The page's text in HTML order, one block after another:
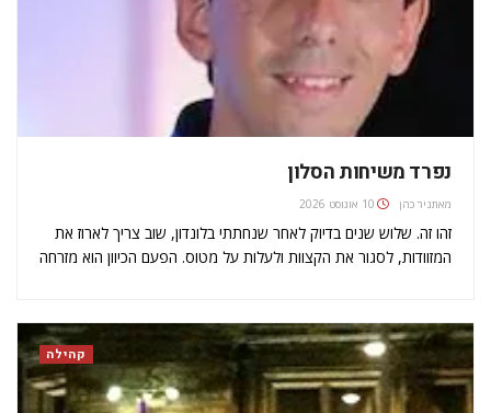
נפרד משיחות הסלון
מאתניר כהן 10 אוגוסט 2026
זהו זה. שלוש שנים בדיוק לאחר שנחתתי בלונדון, שוב צריך לארוז את
המזוודות, לסגור את הקצוות ולעלות על מטוס. הפעם הכיוון הוא מזרחה
זמנית מחשבות על העתיד ועל מה שיהיה - הכול בערבוביה. כנראה
שכבר הספקתי לשכוח, אבל באופן מסוים זה דומה למה…
קהילה